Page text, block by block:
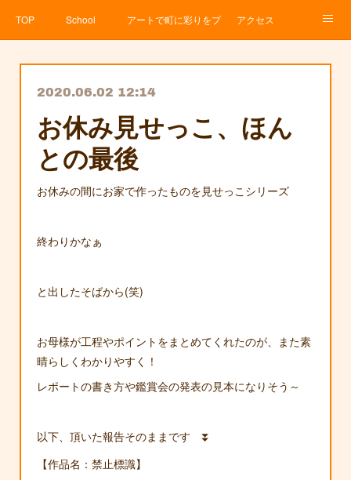
TOP School アートで町に彩りをプロジェクト
アクセス
2020.06.02 12:14
お休み見せっこ、ほん
との最後
お休みの間にお家で作ったものを見せっこシリーズ
終わりかなぁ
と出したそばから(笑)
お母様が工程やポイントをまとめてくれたのが、また素
晴らしくわかりやすく！
レポートの書き方や鑑賞会の発表の見本になりそう～
以下、頂いた報告そのままです ⏬
【作品名：禁止標識】